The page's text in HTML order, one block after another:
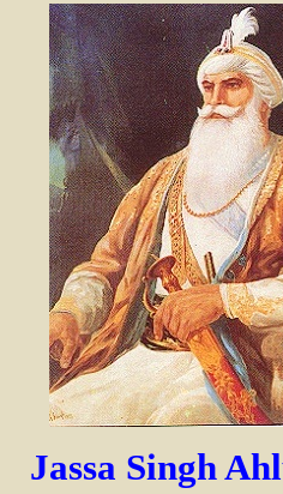
Jassa Singh